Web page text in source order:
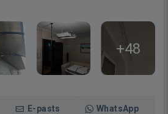
+48
E-pasts WhatsApp